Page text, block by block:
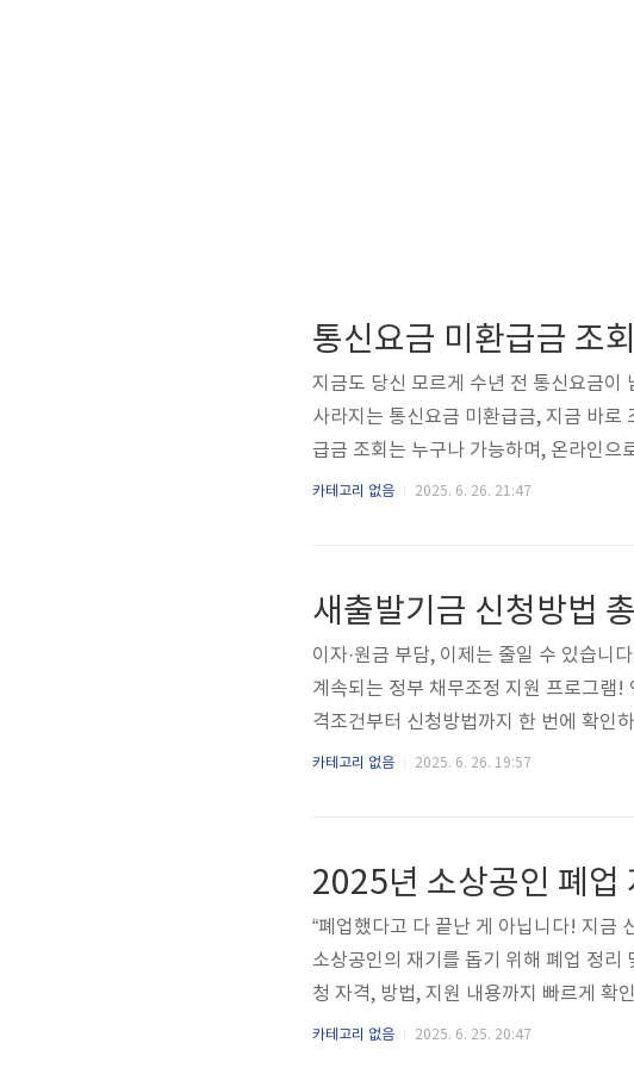
통신요금 미환급금 조
지금도 당신 모르게 수년 전 통신요금이
사라지는 통신요금 미환급금, 지금 바
급금 조회는 누구나 가능하며, 온라인으
인하고, 여러분의 통신비를 돌려받으세
기 보증금통신 3사(SKT·KT·LG..
카테고리 없음 2025. 6. 26. 21:47
이자·원금 부담, 이제는 줄일 수 있습니
계속되는 정부 채무조정 지원 프로그램
격조건부터 신청방법까지 한 번에 확인
보기👆️ 🏁 새출발기금이란?새출발기금
득 또는 재산이 일정 기준 이..
카테고리 없음 2025. 6. 26. 19:57
“폐업했다고 다 끝난 게 아닙니다! 지금
소상공인의 재기를 돕기 위해 폐업 정리
청 자격, 방법, 지원 내용까지 빠르게 확
다.폐업지원금 바로 신청하기👆️ 소상공
카테고리 없음 2025. 6. 25. 20:47